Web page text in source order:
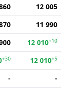
12 005
11 990
12 010+10
+30 12 010+5
-
-